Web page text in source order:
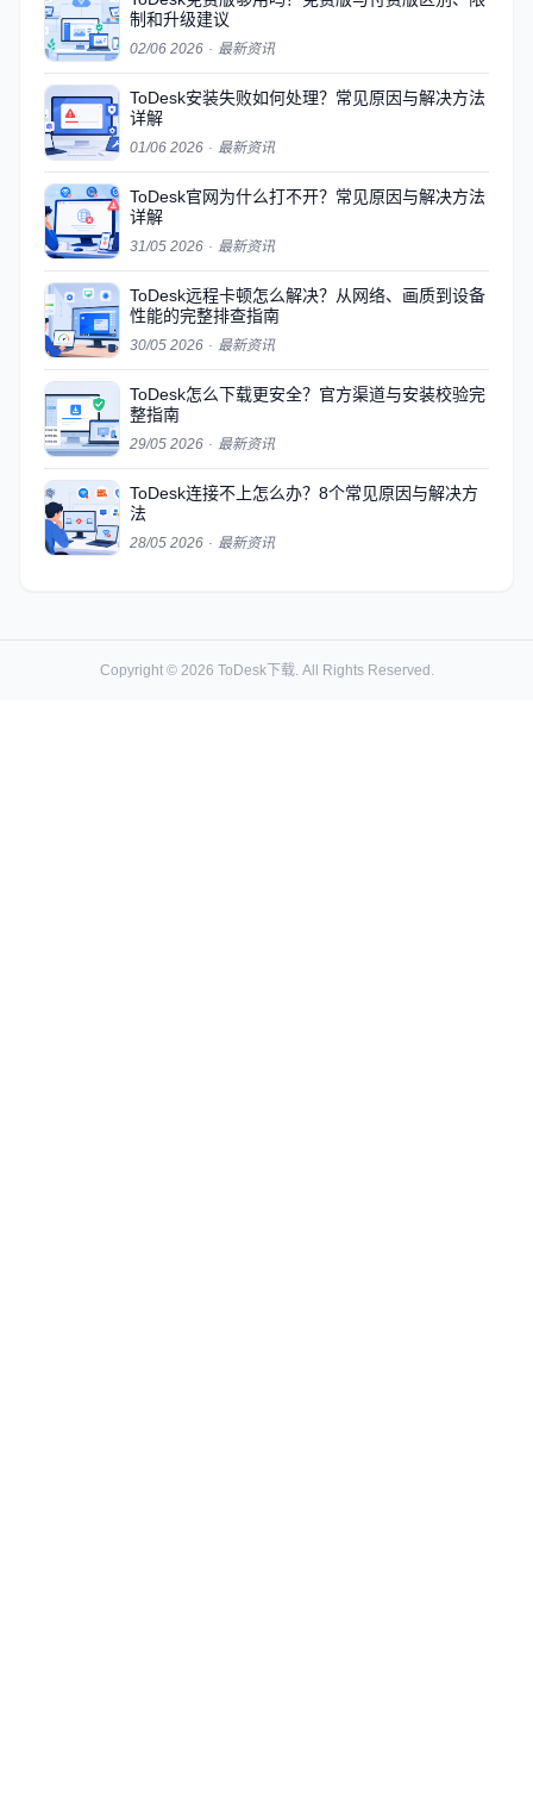
制和升级建议
02/06 2026 · 最新资讯
ToDesk安装失败如何处理？常见原因与解决方法
详解
01/06 2026 · 最新资讯
ToDesk官网为什么打不开？常见原因与解决方法
详解
31/05 2026 · 最新资讯
ToDesk远程卡顿怎么解决？从网络、画质到设备
性能的完整排查指南
30/05 2026 · 最新资讯
ToDesk怎么下载更安全？官方渠道与安装校验完
整指南
29/05 2026 · 最新资讯
ToDesk连接不上怎么办？8个常见原因与解决方
法
28/05 2026 · 最新资讯
Copyright © 2026 ToDesk下载. All Rights Reserved.